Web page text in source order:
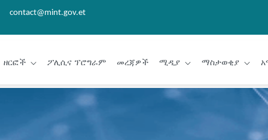
contact@mint.gov.et
ዘርፎች ፖሊሲና ፕሮግራም መረጃዎች ሚዲያ ማስታወቂያ